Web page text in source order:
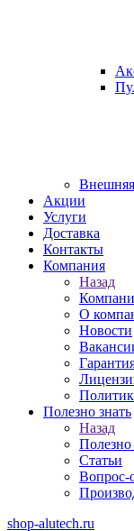
Акции
Услуги
Доставка
Контакты
Компания
Назад
О
Новости
Полезно знать
Назад
Полезно
Статьи
Вопрос-
shop-alutech.ru